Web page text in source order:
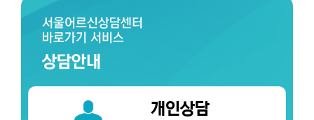
서울어르신상담센터
바로가기 서비스
상담안내
개인상담